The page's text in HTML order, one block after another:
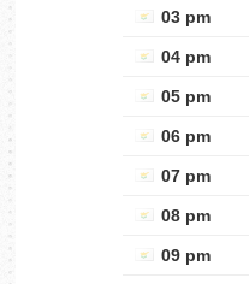
03 pm
04 pm
05 pm
06 pm
07 pm
08 pm
09 pm